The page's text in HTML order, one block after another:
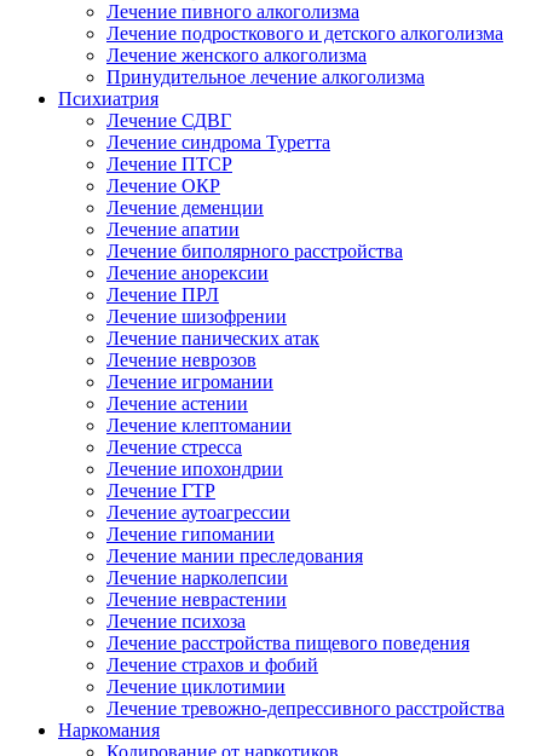
Лечение пивного алкоголизма
Лечение подросткового и детского алкоголизма
Лечение женского алкоголизма
Принудительное лечение алкоголизма
Психиатрия
Лечение СДВГ
Лечение синдрома Туретта
Лечение ПТСР
Лечение ОКР
Лечение деменции
Лечение апатии
Лечение биполярного расстройства
Лечение анорексии
Лечение ПРЛ
Лечение шизофрении
Лечение панических атак
Лечение неврозов
Лечение игромании
Лечение астении
Лечение клептомании
Лечение стресса
Лечение ипохондрии
Лечение ГТР
Лечение аутоагрессии
Лечение гипомании
Лечение мании преследования
Лечение нарколепсии
Лечение неврастении
Лечение психоза
Лечение расстройства пищевого поведения
Лечение страхов и фобий
Лечение циклотимии
Лечение тревожно-депрессивного расстройства
Наркомания
Кодирование от наркотиков